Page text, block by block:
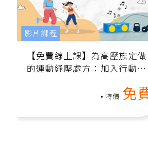
【免費線上課】為高壓族定做
的運動紓壓處方：加入行動、
增肌、互動元素，0基礎也能
免
影片課程